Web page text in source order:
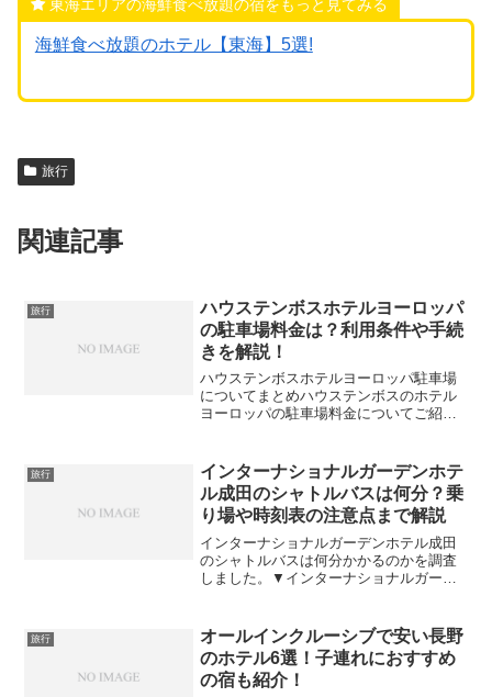
東海エリアの海鮮食べ放題の宿をもっと見てみる
海鮮食べ放題のホテル【東海】5選!
旅行
関連記事
旅行
ハウステンボスホテルヨーロッパ
の駐車場料金は？利用条件や手続
きを解説！
ハウステンボスホテルヨーロッパ駐車場
についてまとめハウステンボスのホテル
ヨーロッパの駐車場料金についてご紹介
用駐車場を使用できますよ。ハウステン
ボスを訪れる際は、駐車場...
旅行
インターナショナルガーデンホテ
ル成田のシャトルバスは何分？乗
り場や時刻表の注意点まで解説
インターナショナルガーデンホテル成田
のシャトルバスは何分かかるのかを調査
しました。▼インターナショナルガーデ
ガーデンホテル成田のシャトルバスは何
分かかる？インターナショ...
旅行
オールインクルーシブで安い長野
のホテル6選！子連れにおすすめ
の宿も紹介！